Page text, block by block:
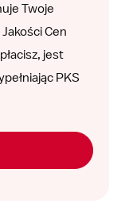
Twoje
Cen
jest
PKS